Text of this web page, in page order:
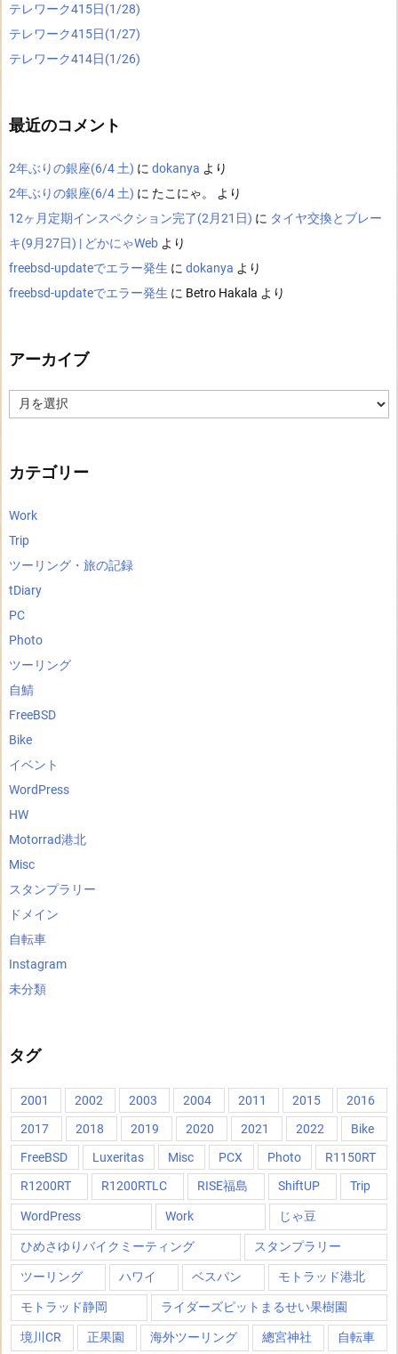
テレワーク415日(1/28)
テレワーク415日(1/27)
テレワーク414日(1/26)
最近のコメント
2年ぶりの銀座(6/4 土) に dokanya より
2年ぶりの銀座(6/4 土) に たこにゃ。
より
12ヶ月定期インスペクション完了(2月21日) に タイヤ交換とブレー
キ(9月27日) | どかにゃWeb より
freebsd-updateでエラー発生 に dokanya より
freebsd-updateでエラー発生 に Betro Hakala より
アーカイブ
ー
カテゴリー
Work
Trip
ツーリング・旅の記録
tDiary
PC
Photo
ツーリング
自鯖
FreeBSD
Bike
イベント
WordPress
HW
Motorrad港北
Misc
スタンプラリー
ドメイン
自転車
Instagram
未分類
タグ
2001 2002 2003 2004 2011 2015
2016
2017
2018 2019 2020 2021 2022
Bike
FreeBSD
Luxeritas Misc PCX Photo
R1150RT
R1200RT
R1200RTLC RISE福島 ShiftUP Trip
WordPress Work じゃ豆
ひめさゆりバイクミーティング スタンプラリー
ツーリング ハワイ ベスパン モトラッド港北
モトラッド静岡 ライダーズピットまるせい果樹園
境川CR 正果園 海外ツーリング 總宮神社 自転車